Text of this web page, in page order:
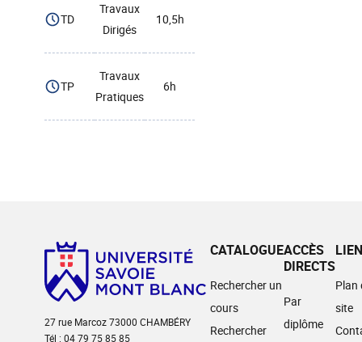
TD
Travaux
Dirigés
10,5h
TP
Travaux
Pratiques
6h
27 rue Marcoz 73000 CHAMBÉRY
Tél : 04 79 75 85 85
CATALOGUE
Rechercher un
cours
Rechercher
ACCÈS
DIRECTS
Par
diplôme
Plan
site